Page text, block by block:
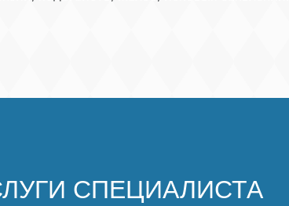
СПЕЦИАЛИСТА